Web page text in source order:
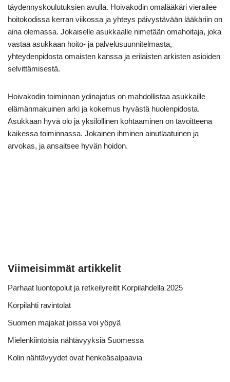
täydennyskoulutuksien avulla. Hoivakodin omalääkäri vierailee
hoitokodissa kerran viikossa ja yhteys päivystävään lääkäriin on
aina olemassa. Jokaiselle asukkaalle nimetään omahoitaja, joka
vastaa asukkaan hoito- ja palvelusuunnitelmasta,
yhteydenpidosta omaisten kanssa ja erilaisten arkisten asioiden
selvittämisestä.
Hoivakodin toiminnan ydinajatus on mahdollistaa asukkaille
elämänmakuinen arki ja kokemus hyvästä huolenpidosta.
Asukkaan hyvä olo ja yksilöllinen kohtaaminen on tavoitteena
kaikessa toiminnassa. Jokainen ihminen ainutlaatuinen ja
arvokas, ja ansaitsee hyvän hoidon.
Viimeisimmät artikkelit
Parhaat luontopolut ja retkeilyreitit Korpilahdella 2025
Korpilahti ravintolat
Suomen majakat joissa voi yöpyä
Mielenkiintoisia nähtävyyksiä Suomessa
Kolin nähtävyydet ovat henkeäsalpaavia